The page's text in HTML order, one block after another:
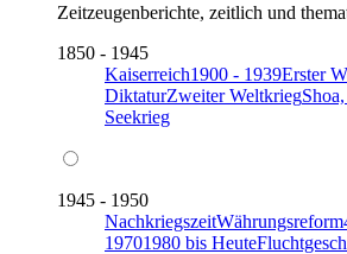
Zeitzeugenberichte, zeitlich und
1850 - 1945
Kaiserreich1900 - 1939Erster
DiktaturZweiter Weltkrieg
Seekrieg
1945 - 1950
NachkriegszeitWährungsreform
19701980 bis Heute